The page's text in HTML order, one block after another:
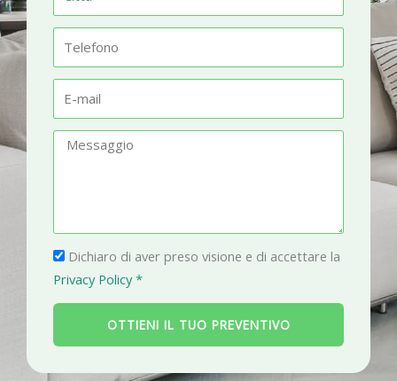
t
à
l
fm
a
g
g
i
P
r
i
a
c
Dichiaro di aver preso visione e di accettare la
Privacy Policy *
OTTIENI IL TUO PREVENTIVO